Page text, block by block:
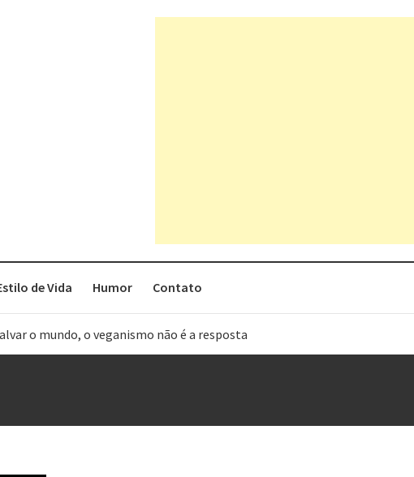
de Vida Humor Contato
isso daí
é o segredo do sucesso
prega o “direito à tristeza”